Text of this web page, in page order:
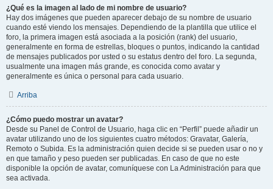
¿Qué es la imagen al lado de mi nombre de usuario?
Hay dos imágenes que pueden aparecer debajo de su nombre de usuario
cuando esté viendo los mensajes. Dependiendo de la plantilla que utilice el
foro, la primera imagen está asociada a la posición (rank) del usuario,
generalmente en forma de estrellas, bloques o puntos, indicando la cantidad
de mensajes publicados por usted o su estatus dentro del foro. La segunda,
usualmente una imagen más grande, es conocida como avatar y
generalmente es única o personal para cada usuario.
Arriba
¿Cómo puedo mostrar un avatar?
Desde su Panel de Control de Usuario, haga clic en “Perfil” puede añadir un
avatar utilizando uno de los siguientes cuatro métodos: Gravatar, Galería,
Remoto o Subida. Es la administración quien decide si se pueden usar o no y
en que tamaño y peso pueden ser publicadas. En caso de que no este
disponible la opción de avatar, comuníquese con La Administración para que
sea activada.